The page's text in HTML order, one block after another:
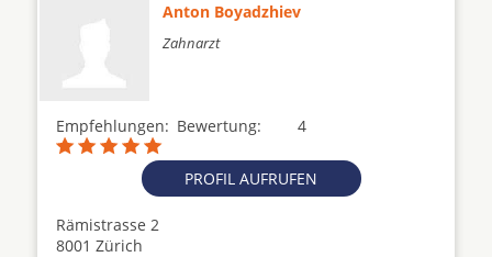
Anton Boyadzhiev
Zahnarzt
Empfehlungen: 4
Bewertung:
PROFIL AUFRUFEN
Rämistrasse 2
8001 Zürich